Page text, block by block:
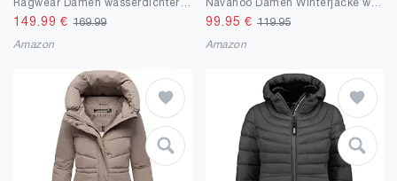
Ragwear Damen wasserdichter Wintermantel Steppmantel mit Kapuze Ashanta XS-6XL
149.99 €169.99
Amazon
99.95 € 119.95
Amazon